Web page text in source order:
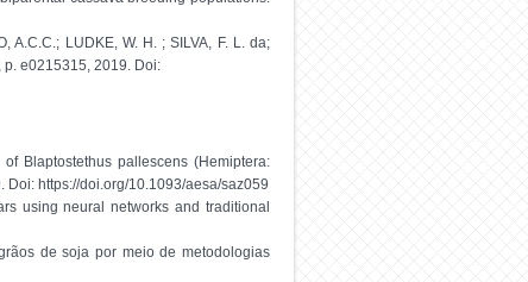
A.C.C.; LUDKE, W. H. ; SILVA, F. L. da;
p. e0215315, 2019. Doi:
Blaptostethus pallescens (Hemiptera:
Doi: https://doi.org/10.1093/aesa/saz059
using neural networks and traditional
de soja por meio de metodologias